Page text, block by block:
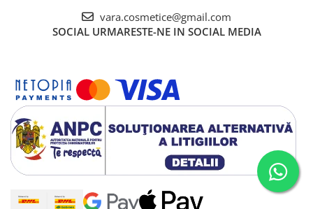
vara.cosmetice@gmail.com
SOCIAL URMARESTE-NE IN SOCIAL MEDIA